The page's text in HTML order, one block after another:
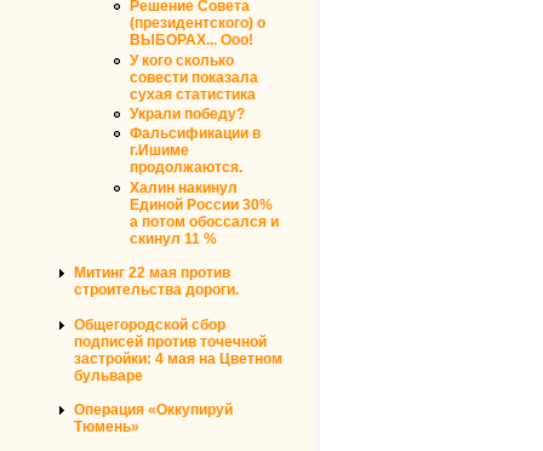
Решение Совета
(президентского) о
ВЫБОРАХ... Ооо!
У кого сколько
совести показала
сухая статистика
Украли победу?
Фальсификации в
г.Ишиме
продолжаются.
Халин накинул
Единой России 30%
а потом обоссался и
скинул 11 %
Митинг 22 мая против
строительства дороги.
Общегородской сбор
подписей против точечной
застройки: 4 мая на Цветном
бульваре
Операция «Оккупируй
Тюмень»